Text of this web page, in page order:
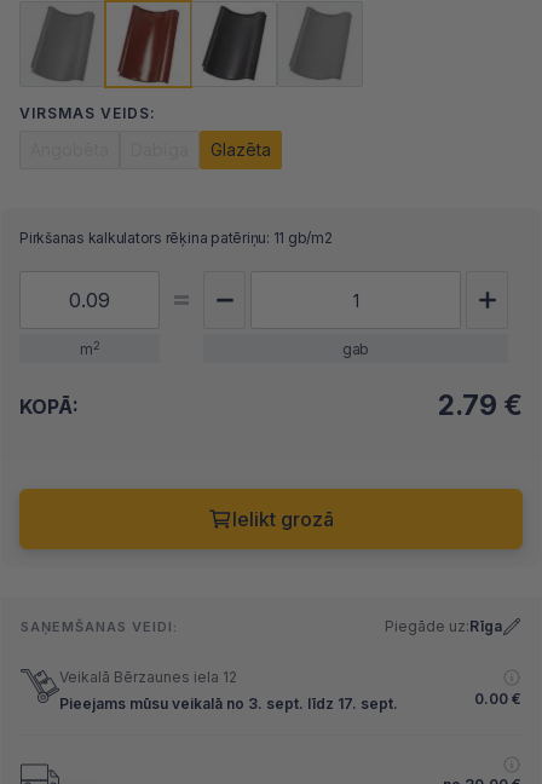
VIRSMAS VEIDS:
Glazēta
Pirkšanas kalkulators rēķina patēriņu: 11 gb/m2
m2 gab
KOPĀ: 2.79 €
Ielikt grozā
SAŅEMŠANAS VEIDI: Piegāde uz:Rīga
Veikalā Bērzaunes iela 12
Pieejams mūsu veikalā no 3. sept. līdz 17. sept.
0.00 €